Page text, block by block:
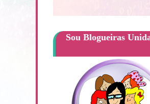
Sou Blogueiras